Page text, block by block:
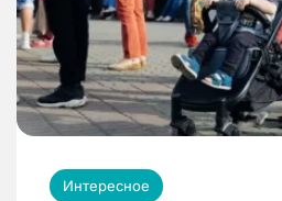
Интересное